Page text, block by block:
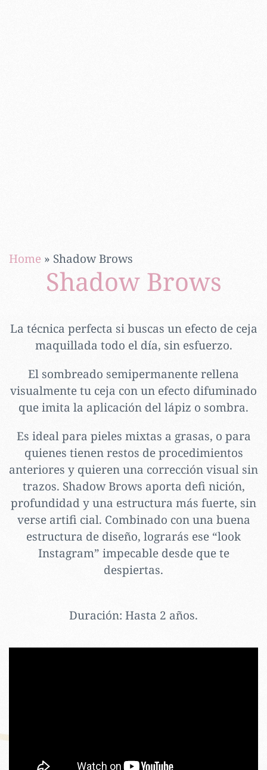
Home » Shadow Brows
Shadow Brows
La técnica perfecta si buscas un efecto de ceja
maquillada todo el día, sin esfuerzo.
El sombreado semipermanente rellena
visualmente tu ceja con un efecto difuminado
que imita la aplicación del lápiz o sombra.
Es ideal para pieles mixtas a grasas, o para
quienes tienen restos de procedimientos
anteriores y quieren una corrección visual sin
trazos. Shadow Brows aporta defi nición,
profundidad y una estructura más fuerte, sin
verse artifi cial. Combinado con una buena
estructura de diseño, lograrás ese “look
Instagram” impecable desde que te
despiertas.
Duración: Hasta 2 años.